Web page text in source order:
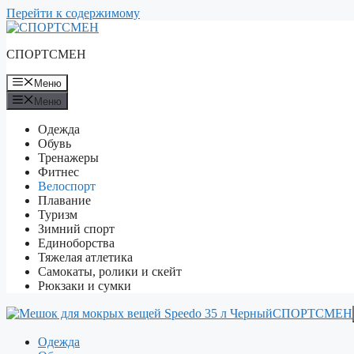
Перейти к содержимому
СПОРТСМЕН
Меню
Меню
Одежда
Обувь
Тренажеры
Фитнес
Велоспорт
Плавание
Туризм
Зимний спорт
Единоборства
Тяжелая атлетика
Самокаты, ролики и скейт
Рюкзаки и сумки
СПОРТСМЕН
Одежда